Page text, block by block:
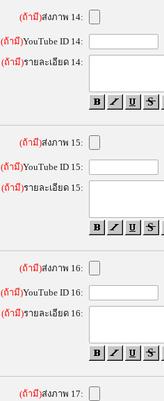
(ถ้ามี)ส่งภาพ 14:
(ถ้ามี)YouTube ID 14:
(ถ้ามี)รายละเอียด 14:
(ถ้ามี)ส่งภาพ 15:
(ถ้ามี)YouTube ID 15:
(ถ้ามี)รายละเอียด 15:
(ถ้ามี)ส่งภาพ 16:
(ถ้ามี)YouTube ID 16:
(ถ้ามี)รายละเอียด 16:
(ถ้ามี)ส่งภาพ 17: